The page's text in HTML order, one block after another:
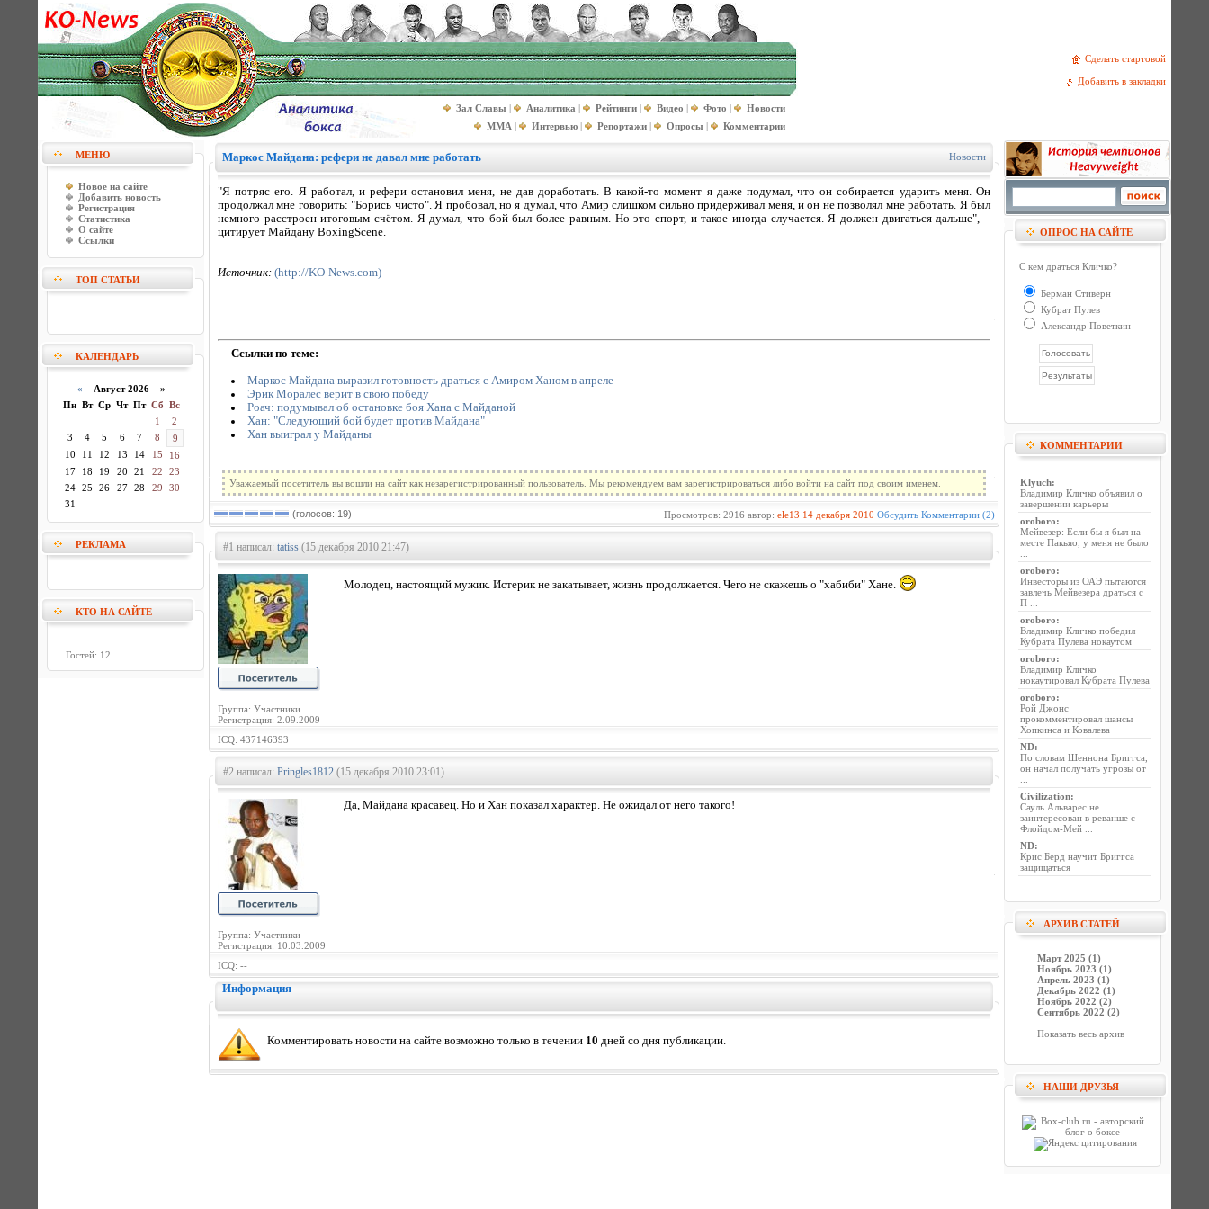
Сделать стартовой
Добавить в закладки
Зал Славы | Аналитика | Рейтинги | Видео | Фото |
Новости
MMA | Интервью | Репортажи | Опросы | Комментарии
МЕНЮ
Новое на сайте
Добавить новость
Регистрация
Статистика
О сайте
Ссылки
ТОП СТАТЬИ
КАЛЕНДАРЬ
« Август 2026 »
Пн Вт Ср Чт Пт Сб Вс
1
2
3
4 5 6 7 8
9
10
11 12 13 14 15
16
17
18 19 20 21 22
23
24
25 26 27 28 29
30
31
РЕКЛАМА
КТО НА САЙТЕ
Гостей: 12
Маркос Майдана: рефери не давал мне работать Новости
"Я потряс его. Я работал, и рефери остановил меня, не дав доработать. В какой-то момент я даже подумал, что он собирается ударить меня. Он
продолжал мне говорить: "Борись чисто". Я пробовал, но я думал, что Амир слишком сильно придерживал меня, и он не позволял мне работать. Я был
немного расстроен итоговым счётом. Я думал, что бой был более равным. Но это спорт, и такое иногда случается. Я должен двигаться дальше", –
цитирует Майдану BoxingScene.
Источник: (http://KO-News.com)
Ссылки по теме:
Маркос Майдана выразил готовность драться с Амиром Ханом в апреле
Эрик Моралес верит в свою победу
Роач: подумывал об остановке боя Хана с Майданой
Хан: "Следующий бой будет против Майдана"
Хан выиграл у Майданы
Уважаемый посетитель вы вошли на сайт как незарегистрированный пользователь. Мы рекомендуем вам зарегистрироваться либо войти на сайт под своим именем.
(голосов: 19) Просмотров: 2916 автор: ele13 14 декабря 2010 Обсудить Комментарии (2)
#1 написал: tatiss (15 декабря 2010 21:47)
Группа: Участники
Регистрация: 2.09.2009
Молодец, настоящий мужик. Истерик не закатывает, жизнь продолжается. Чего не скажешь о "хабиби" Хане.
ICQ: 437146393
#2 написал: Pringles1812 (15 декабря 2010 23:01)
Группа: Участники
Регистрация: 10.03.2009
Да, Майдана красавец. Но и Хан показал характер. Не ожидал от него такого!
ICQ: --
Информация
Комментировать новости на сайте возможно только в течении 10 дней со дня публикации.
ОПРОС НА САЙТЕ
С кем драться Кличко?
Берман Стиверн
Кубрат Пулев
Александр Поветкин
КОММЕНТАРИИ
Klyuch:
Владимир Кличко объявил о
завершении карьеры
oroboro:
Мейвезер: Если бы я был на
месте Пакьяо, у меня не было
oroboro:
Инвесторы из ОАЭ пытаются
завлечь Мейвезера драться с
П ...
oroboro:
Владимир Кличко победил
Кубрата Пулева нокаутом
oroboro:
Владимир Кличко
нокаутировал Кубрата Пулева
oroboro:
Рой Джонс
прокомментировал шансы
Хопкинса и Ковалева
ND:
По словам Шеннона Бриггса,
он начал получать угрозы от
Civilization:
Сауль Альварес не
заинтересован в реванше с
Флойдом-Мей ...
ND:
Крис Берд научит Бриггса
защищаться
АРХИВ СТАТЕЙ
Март 2025 (1)
Ноябрь 2023 (1)
Апрель 2023 (1)
Декабрь 2022 (1)
Ноябрь 2022 (2)
Сентябрь 2022 (2)
Показать весь архив
НАШИ ДРУЗЬЯ